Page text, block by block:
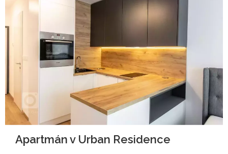
Apartmán v Urban Residence